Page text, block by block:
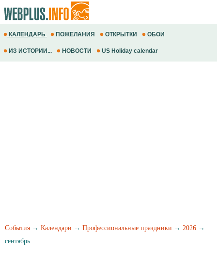
КАЛЕНДАРЬ ПОЖЕЛАНИЯ ОТКРЫТКИ ОБОИ
ИЗ ИСТОРИИ... НОВОСТИ US Holiday calendar
События → Календари → Профессиональные праздники → 2026 →
сентябрь